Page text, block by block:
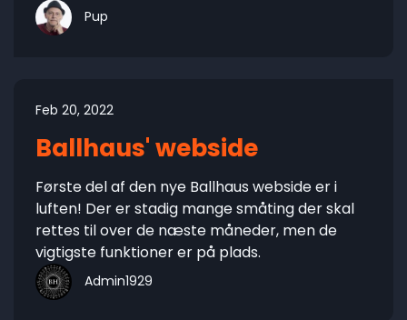
Pup
Feb 20, 2022
Ballhaus' webside
Første del af den nye Ballhaus webside er i
luften! Der er stadig mange småting der skal
rettes til over de næste måneder, men de
vigtigste funktioner er på plads.
Admin1929